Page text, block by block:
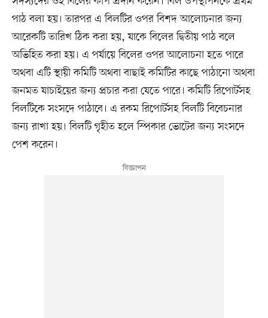
পাঠ বলা হয়। তারপর এ বিলটির ওপর বিশদ আলোচনার জন্য
আরেকটি তারিখ ঠিক করা হয়, যাকে বিলের দ্বিতীয় পাঠ বলে
অভিহিত করা হয়। এ পর্যায়ে বিলের ওপর আলোচনা হতে পারে
অথবা এটি স্থায়ী কমিটি অথবা বাছাই কমিটির কাছে পাঠানো অথবা
জনমত যাচাইয়ের জন্য প্রচার করা যেতে পারে। কমিটি রিপোর্টসহ
বিলটিকে সংসদে পাঠাবে। এ রকম রিপোর্টসহ বিলটি বিবেচনার
জন্য রাখা হয়। বিলটি গৃহীত হলে স্পিকার ভোটের জন্য সংসদে
পেশ করেন।